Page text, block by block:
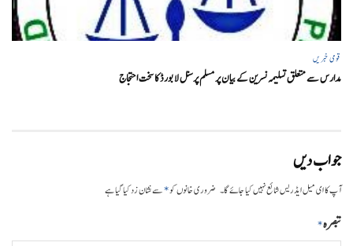
قومی خبریں
مدارس سے متعلق تسلیمہ نسرین کے بیان پر مسلم پرسنل لا بورڈ کا سخت احتجاج
جواب دیں
آپ کا ای میل ایڈریس شائع نہیں کیا جائے گا۔ ضروری خانوں کو*سے نشان زد کیا گیا ہے
تبصرہ*